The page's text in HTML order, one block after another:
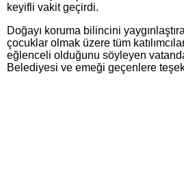
keyifli vakit geçirdi.
Doğayı koruma bilincini
çocuklar olmak üzere tüm
eğlenceli olduğunu söyleyen
Belediyesi ve emeği geçenlere